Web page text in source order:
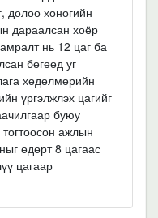
долоо хоногийн
дараалсан хоёр
нь 12 цаг ба
бөгөөд уг
хөдөлмөрийн
үргэлжлэх цагийг
буюу
ажлын
өдөрт 8 цагаас
цагаар